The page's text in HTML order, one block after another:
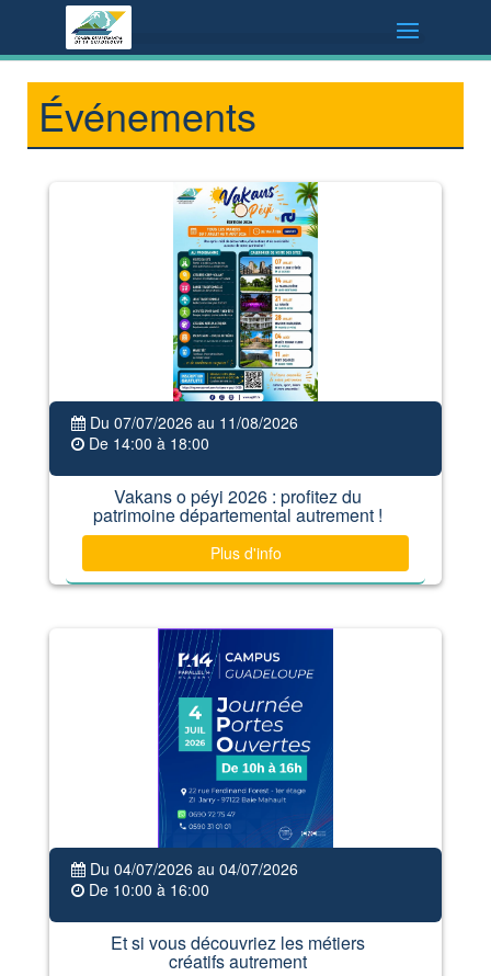
Événements
Du 07/07/2026 au 11/08/2026
De 14:00 à 18:00
Vakans o péyi 2026 : profitez du
patrimoine départemental autrement !
Plus d'info
Du 04/07/2026 au 04/07/2026
De 10:00 à 16:00
Et si vous découvriez les métiers
créatifs autrement